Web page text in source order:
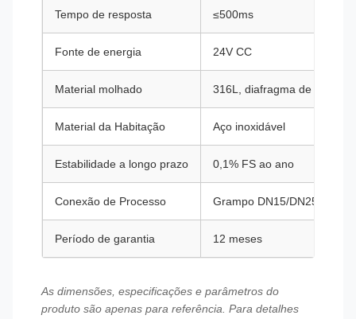
Tempo de resposta ≤500ms
Fonte de energia 24V CC
Material molhado 316L, diafragma de
Material da Habitação Aço inoxidável
Estabilidade a longo prazo 0,1% FS ao ano
Conexão de Processo Grampo DN15/DN25/
Período de garantia 12 meses
As dimensões, especificações e parâmetros do
produto são apenas para referência. Para detalhes